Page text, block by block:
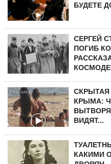
БУДЕТЕ
СЕРГЕЙ
ПОГИБ
СКРЫТАЯ
КРЫМА:
ВИДЯТ...
КАКИМИ